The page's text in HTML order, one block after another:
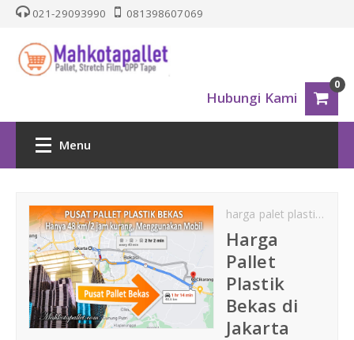
021-29093990 081398607069
Hubungi Kami
0
Menu
PALLET PLASTIK
Nestable
One Way Series
harga palet plastik
Harga
Pallet
Plastik
Bekas di
Jakarta